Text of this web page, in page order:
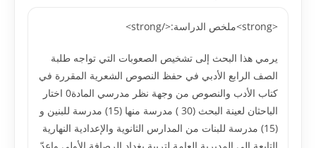
<strong>ملخص الدراسة:</strong>
يرمي هذا البحث إلى تشخيص الصعوبات التي تواجه طلبة
الصف الرابع الأدبي في حفظ النصوص الشعرية المقررة في
كتاب الأدب والنصوص من وجهة نظر مدرسي المادة0 اختار
الباحثان لعينة البحث (30 ) مدرسة منها (15) مدرسة للبنين و
(15) مدرسة للبنات من المدارس الثانوية والإعدادية النهارية